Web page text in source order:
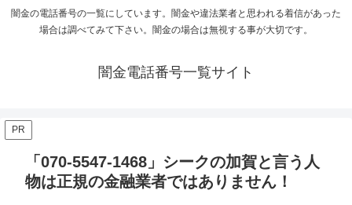
闇金の電話番号の一覧にしています。闇金や違法業者と思われる着信があった
場合は調べてみて下さい。闇金の場合は無視する事が大切です。
闇金電話番号一覧サイト
PR
「070-5547-1468」シークの加賀と言う人
物は正規の金融業者ではありません！